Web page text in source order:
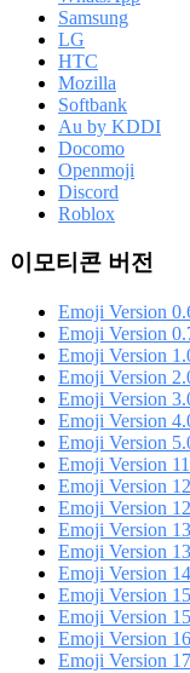
Samsung
LG
HTC
Mozilla
Softbank
Au by KDDI
Docomo
Openmoji
Discord
Roblox
이모티콘 버전
Emoji Version
Emoji Version
Emoji Version
Emoji Version
Emoji Version
Emoji Version
Emoji Version
Emoji Version
Emoji Version
Emoji Version
Emoji Version
Emoji Version
Emoji Version
Emoji Version
Emoji Version
Emoji Version
Emoji Version